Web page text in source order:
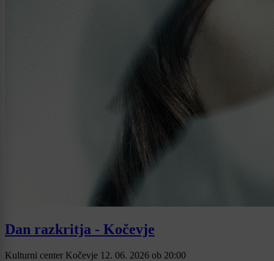
Dan razkritja - Kočevje
Kulturni center Kočevje 12. 06. 2026 ob 20:00